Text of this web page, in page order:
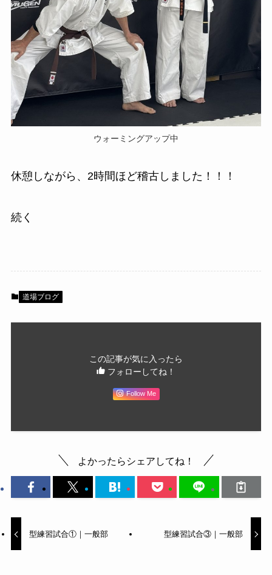
ウォーミングアップ中
休憩しながら、2時間ほど稽古しました！！！
続く
道場ブログ
この記事が気に入ったら
フォローしてね！
Follow Me
よかったらシェアしてね！
型練習試合①｜一般部 型練習試合③｜一般部